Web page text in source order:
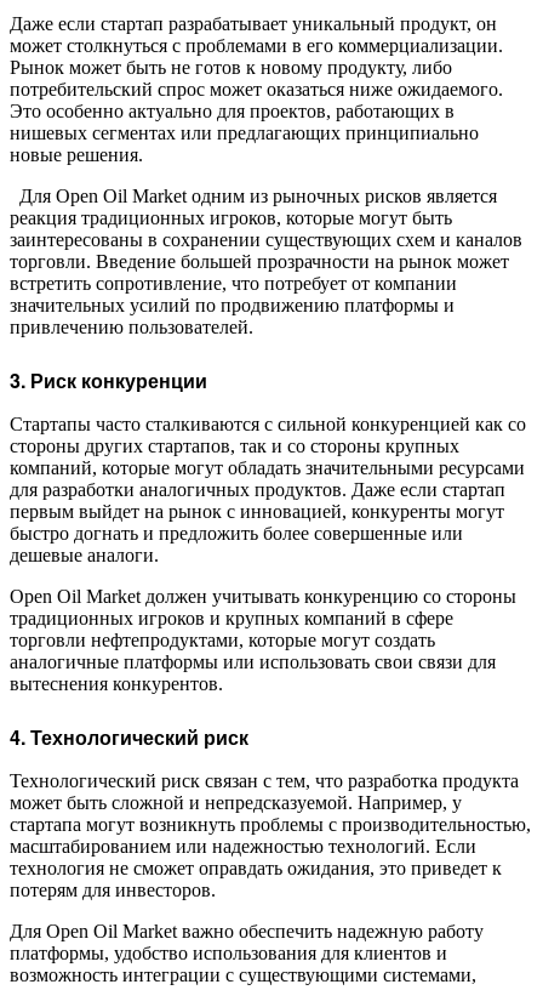
Даже если стартап разрабатывает уникальный продукт, он
может столкнуться с проблемами в его коммерциализации.
Рынок может быть не готов к новому продукту, либо
потребительский спрос может оказаться ниже ожидаемого.
Это особенно актуально для проектов, работающих в
нишевых сегментах или предлагающих принципиально
новые решения.
Для Open Oil Market одним из рыночных рисков является
реакция традиционных игроков, которые могут быть
заинтересованы в сохранении существующих схем и каналов
торговли. Введение большей прозрачности на рынок может
встретить сопротивление, что потребует от компании
значительных усилий по продвижению платформы и
привлечению пользователей.
3. Риск конкуренции
Стартапы часто сталкиваются с сильной конкуренцией как со
стороны других стартапов, так и со стороны крупных
компаний, которые могут обладать значительными ресурсами
для разработки аналогичных продуктов. Даже если стартап
первым выйдет на рынок с инновацией, конкуренты могут
быстро догнать и предложить более совершенные или
дешевые аналоги.
Open Oil Market должен учитывать конкуренцию со стороны
традиционных игроков и крупных компаний в сфере
торговли нефтепродуктами, которые могут создать
аналогичные платформы или использовать свои связи для
вытеснения конкурентов.
4. Технологический риск
Технологический риск связан с тем, что разработка продукта
может быть сложной и непредсказуемой. Например, у
стартапа могут возникнуть проблемы с производительностью,
масштабированием или надежностью технологий. Если
технология не сможет оправдать ожидания, это приведет к
потерям для инвесторов.
Для Open Oil Market важно обеспечить надежную работу
платформы, удобство использования для клиентов и
возможность интеграции с существующими системами,